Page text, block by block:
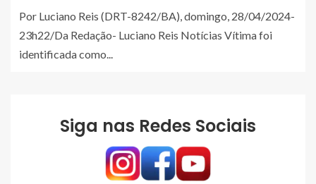
Por Luciano Reis (DRT-8242/BA), domingo, 28/04/2024-
23h22/Da Redação- Luciano Reis Notícias Vítima foi
identificada como...
Siga nas Redes Sociais